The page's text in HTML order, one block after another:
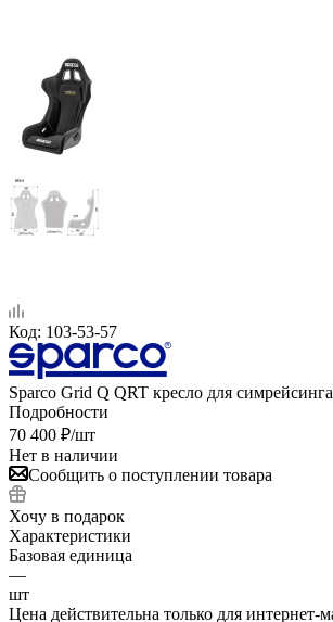
Код: 103-53-57
Sparco Grid Q QRT кресло для симрейсинга
Подробности
70 400 ₽/шт
Нет в наличии
Сообщить о поступлении товара
Хочу в подарок
Характеристики
Базовая единица
—
шт
Цена действительна только для интернет-